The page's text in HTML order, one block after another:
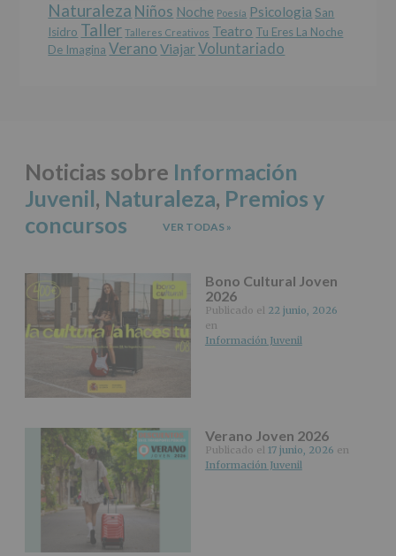
como
otros
derechos,
según
Información
adicional
Puede
el
Protegemos
Datos
de
nuestra
página
www.alcobendas.org
Obligatorio
Naturaleza Niños Noche Poesía Psicologia San
Isidro Taller Talleres Creativos Teatro Tu Eres La Noche
De Imagina Verano Viajar Voluntariado
Noticias sobre Información
Juvenil, Naturaleza, Premios y
concursos
VER TODAS »
Bono Cultural Joven
2026
Publicado el 22 junio, 2026
en
Información Juvenil
Verano Joven 2026
Publicado el 17 junio, 2026 en
Información Juvenil